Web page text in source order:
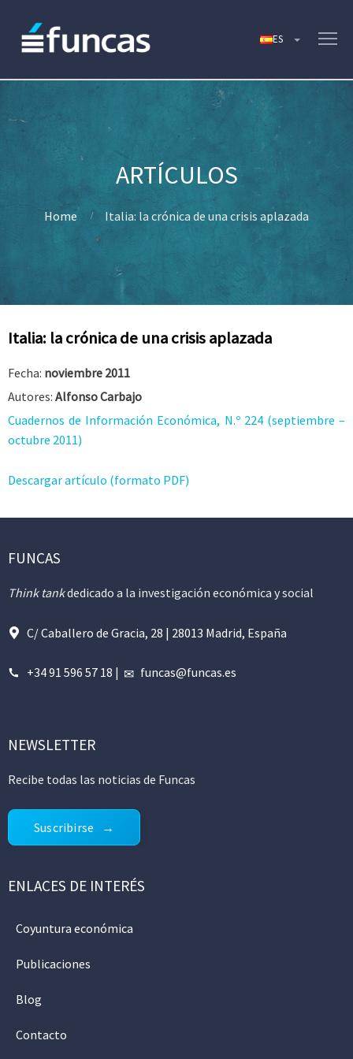
Home Italia: la crónica de una crisis aplazada
Italia: la crónica de una crisis aplazada
Fecha: noviembre 2011
Autores: Alfonso Carbajo
Cuadernos de Información Económica, N.º 224 (septiembre –
octubre 2011)
Descargar artículo (formato PDF)
FUNCAS
Think tankdedicado a la investigación económica y social
C/ Caballero de Gracia, 28 | 28013 Madrid, España
+34 91 596 57 18 | funcas@funcas.es
NEWSLETTER
Recibe todas las noticias de Funcas
Suscribirse
ENLACES DE INTERÉS
Coyuntura económica
Publicaciones
Blog
Contacto